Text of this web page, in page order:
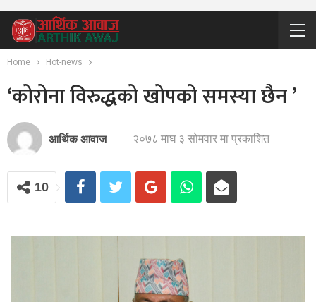
Home Hot-news
‘कोरोना विरुद्धको खोपको समस्या छैन ’
आर्थिक आवाज २०७८ माघ ३ सोमवार मा प्रकाशित
10